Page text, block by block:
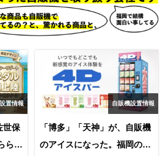
置情報
世保
ら
自販機設置情報
「博多」「天神」が、自販機
のアイスになった。福岡の2